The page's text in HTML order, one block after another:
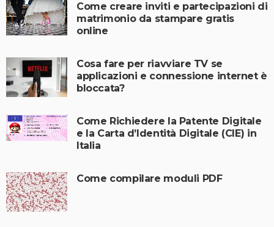
Come creare inviti e partecipazioni di
matrimonio da stampare gratis
online
Cosa fare per riavviare TV se
applicazioni e connessione internet è
bloccata?
Come Richiedere la Patente Digitale
e la Carta d’Identità Digitale (CIE) in
Italia
Come compilare moduli PDF